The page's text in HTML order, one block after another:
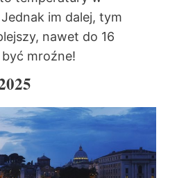
im dalej, tym
nawet do 16
mroźne!